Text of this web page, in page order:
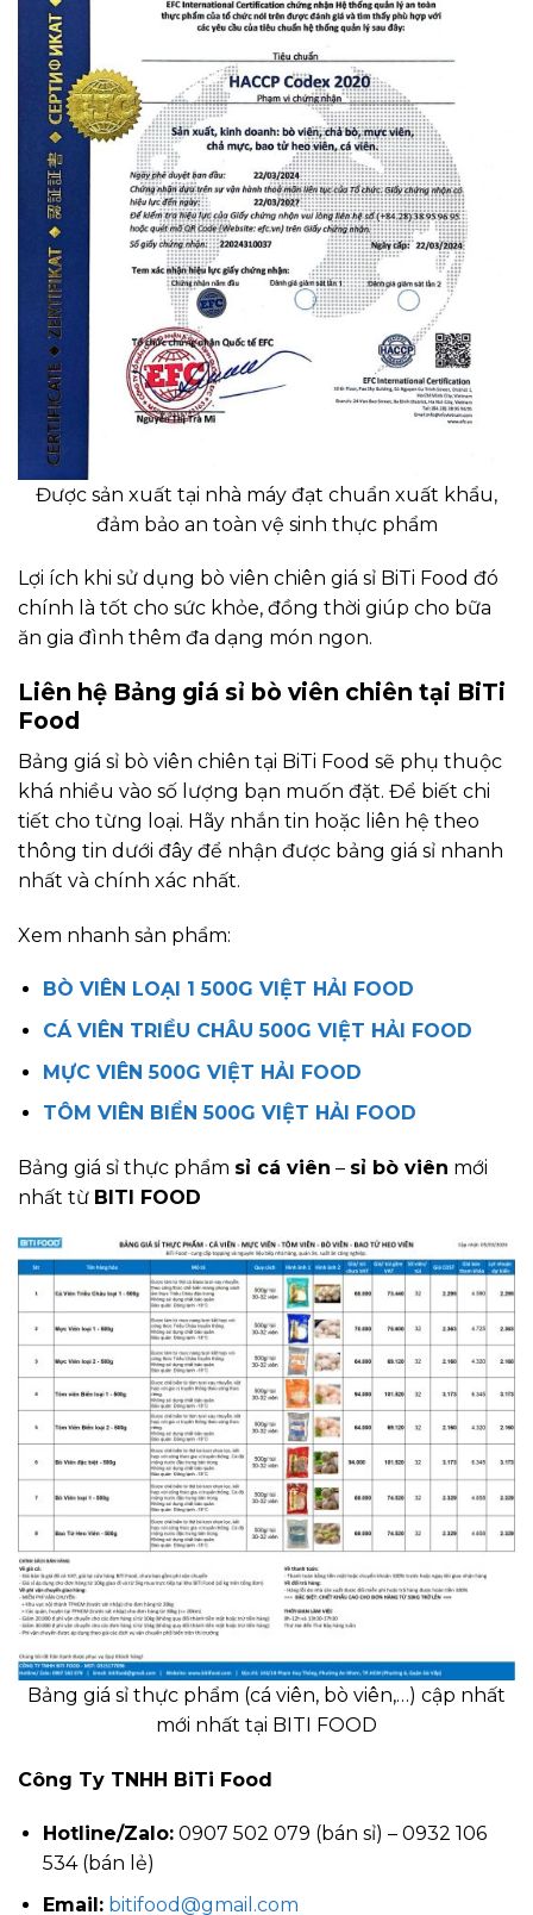
Được sản xuất tại nhà máy đạt chuẩn xuất khẩu,
đảm bảo an toàn vệ sinh thực phẩm
Lợi ích khi sử dụng bò viên chiên giá sỉ BiTi Food đó
chính là tốt cho sức khỏe, đồng thời giúp cho bữa
ăn gia đình thêm đa dạng món ngon.
Liên hệ Bảng giá sỉ bò viên chiên tại BiTi
Food
Bảng giá sỉ bò viên chiên tại BiTi Food sẽ phụ thuộc
khá nhiều vào số lượng bạn muốn đặt. Để biết chi
tiết cho từng loại. Hãy nhắn tin hoặc liên hệ theo
thông tin dưới đây để nhận được bảng giá sỉ nhanh
nhất và chính xác nhất.
Xem nhanh sản phẩm:
BÒ VIÊN LOẠI 1 500G VIỆT HẢI FOOD
CÁ VIÊN TRIỀU CHÂU 500G VIỆT HẢI FOOD
MỰC VIÊN 500G VIỆT HẢI FOOD
TÔM VIÊN BIỂN 500G VIỆT HẢI FOOD
Bảng giá sỉ thực phẩm sỉ cá viên – sỉ bò viên mới
nhất từ BITI FOOD
Bảng giá sỉ thực phẩm (cá viên, bò viên,…) cập nhất
mới nhất tại BITI FOOD
Công Ty TNHH BiTi Food
Hotline/Zalo:0907 502 079 (bán sỉ) – 0932 106
534 (bán lẻ)
Email: bitifood@gmail.com